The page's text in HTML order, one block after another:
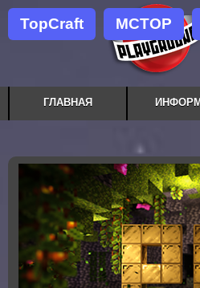
TopCraft MCTOP
ГЛАВНАЯ